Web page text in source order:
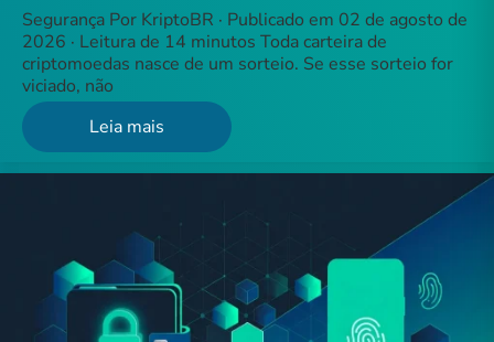
Segurança Por KriptoBR · Publicado em 02 de agosto de
2026 · Leitura de 14 minutos Toda carteira de
criptomoedas nasce de um sorteio. Se esse sorteio for
viciado, não
Leia mais